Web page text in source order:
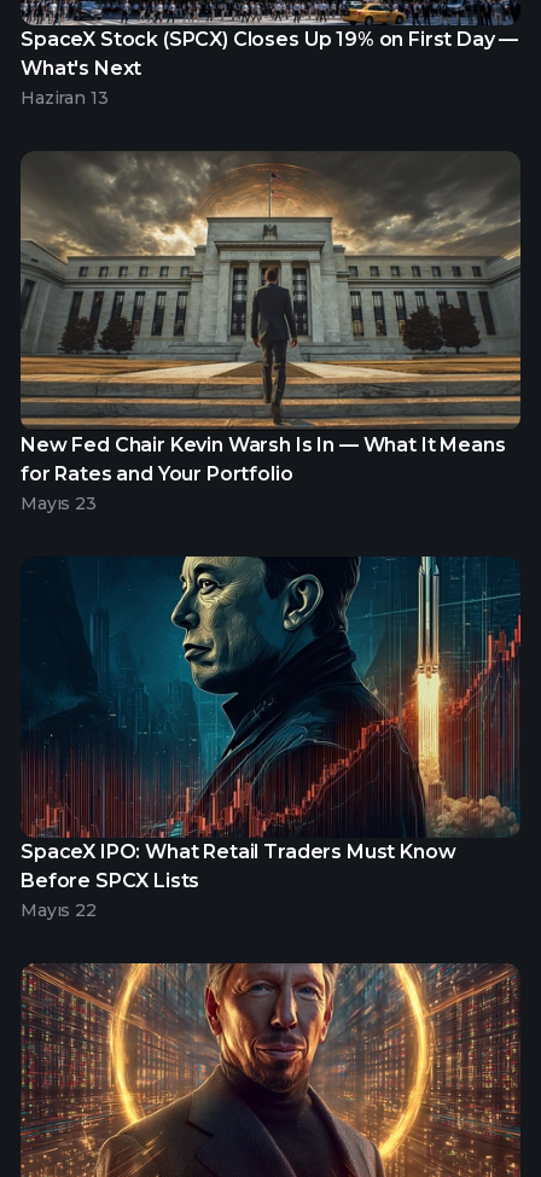
SpaceX Stock (SPCX) Closes Up 19% on First Day —
What's Next
Haziran 13
New Fed Chair Kevin Warsh Is In — What It Means
for Rates and Your Portfolio
Mayıs 23
SpaceX IPO: What Retail Traders Must Know
Before SPCX Lists
Mayıs 22